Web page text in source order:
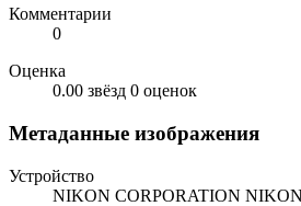
Комментарии
0
Оценка
0.00 звёзд 0 оценок
Метаданные изображения
Устройство
NIKON CORPORATION